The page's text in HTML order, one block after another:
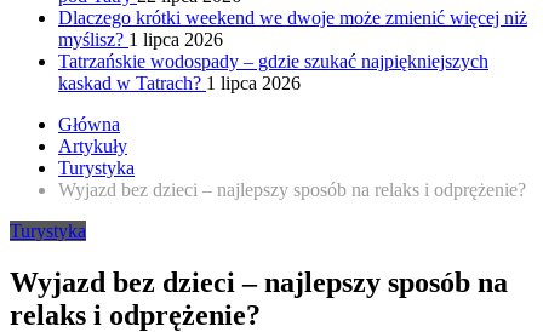
Dlaczego krótki weekend we dwoje może zmienić więcej niż
myślisz? 1 lipca 2026
Tatrzańskie wodospady – gdzie szukać najpiękniejszych
kaskad w Tatrach? 1 lipca 2026
Główna
Artykuły
Turystyka
Wyjazd bez dzieci – najlepszy sposób na relaks i odprężenie?
Turystyka
Wyjazd bez dzieci – najlepszy sposób na
relaks i odprężenie?